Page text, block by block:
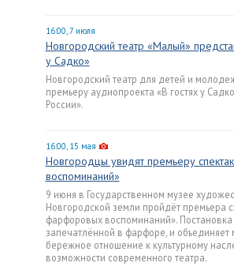
16:00, 7 июля
Новгородский театр «Малый»
у Садко»
Новгородский театр для детей и
премьеру аудиопроекта «В гостях у
России».
16:00, 15 мая
Новгородцы увидят премьеру
воспоминаний»
9 июня в Государственном музее
Новгородской земли пройдёт премьера
фарфоровых воспоминаний».
запечатлённой в фарфоре, и объединяет
бережное отношение к культурному
возможности современного театра.